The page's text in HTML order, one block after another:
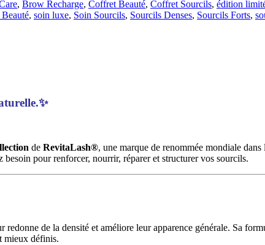
, Brow Recharge, Coffret Beauté, Coffret Sourcils, édition
Beauté, soin luxe, Soin Sourcils, Sourcils Denses, Sourcils Forts,
de RevitaLash®, une marque de renommée mondiale
pour renforcer, nourrir, réparer et structurer vos sourcils.
redonne de la densité et améliore leur apparence générale. Sa
mieux définis.